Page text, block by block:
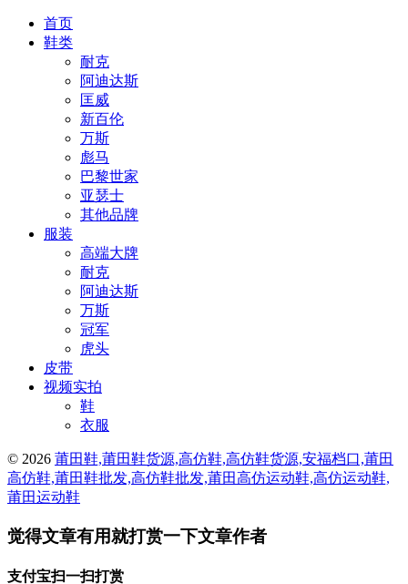
首页
鞋类
耐克
阿迪达斯
匡威
新百伦
万斯
彪马
巴黎世家
亚瑟士
其他品牌
服装
高端大牌
耐克
阿迪达斯
万斯
冠军
虎头
皮带
视频实拍
鞋
衣服
© 2026 莆田鞋,莆田鞋货源,高仿鞋,高仿鞋货源,安福档口,莆田
高仿鞋,莆田鞋批发,高仿鞋批发,莆田高仿运动鞋,高仿运动鞋,
莆田运动鞋
觉得文章有用就打赏一下文章作者
支付宝扫一扫打赏